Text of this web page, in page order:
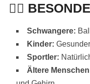
👩‍⚕️
Schwangere:
Kinder:
Sportler:
Ältere